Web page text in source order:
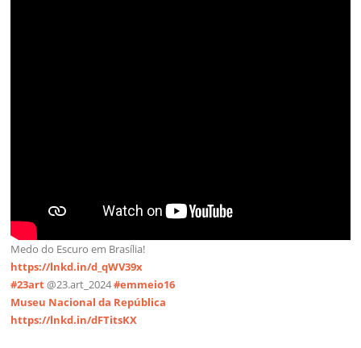
Medo do Escuro em Brasília!
https://lnkd.in/d_qWV39x
#23art@23.art_2024#emmeio16
Museu Nacional da República
https://lnkd.in/dFTitsKX